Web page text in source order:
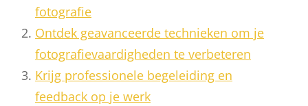
fotografie
Ontdek geavanceerde technieken om je
fotografievaardigheden te verbeteren
Krijg professionele begeleiding en
feedback op je werk